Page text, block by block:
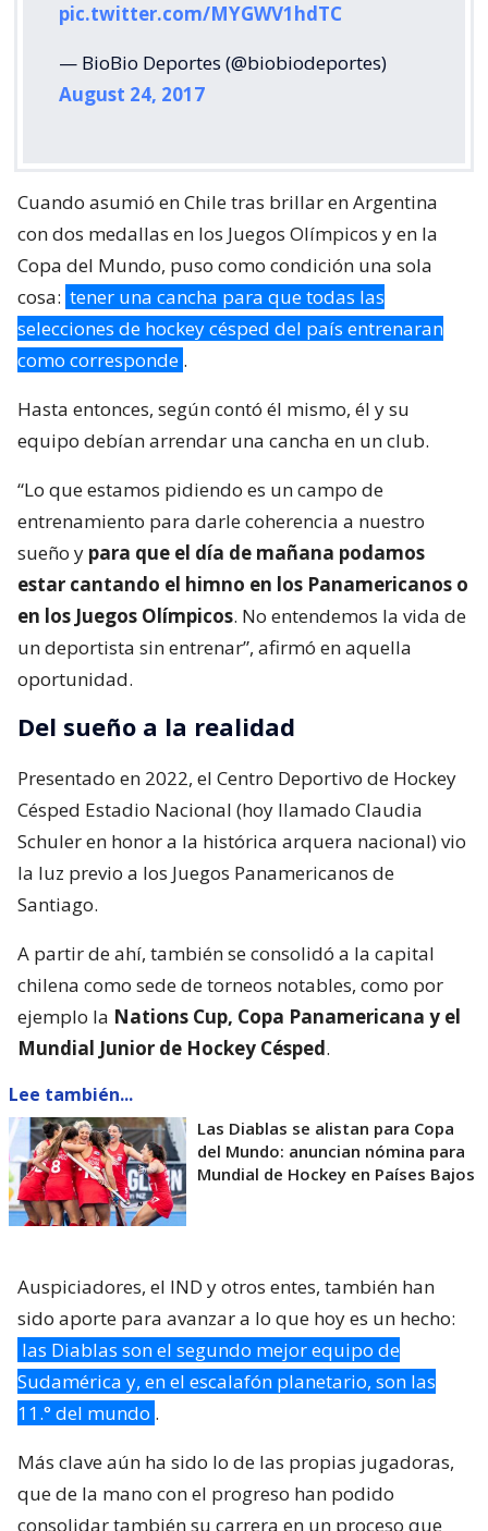
pic.twitter.com/MYGWV1hdTC
— BioBio Deportes (@biobiodeportes)
August 24, 2017
Cuando asumió en Chile tras brillar en Argentina
con dos medallas en los Juegos Olímpicos y en la
Copa del Mundo, puso como condición una sola
cosa: tener una cancha para que todas las
selecciones de hockey césped del país entrenaran
como corresponde .
Hasta entonces, según contó él mismo, él y su
equipo debían arrendar una cancha en un club.
“Lo que estamos pidiendo es un campo de
entrenamiento para darle coherencia a nuestro
sueño y para que el día de mañana podamos
estar cantando el himno en los Panamericanos o
en los Juegos Olímpicos. No entendemos la vida de
un deportista sin entrenar”, afirmó en aquella
oportunidad.
Del sueño a la realidad
Presentado en 2022, el Centro Deportivo de Hockey
Césped Estadio Nacional (hoy llamado Claudia
Schuler en honor a la histórica arquera nacional) vio
la luz previo a los Juegos Panamericanos de
Santiago.
A partir de ahí, también se consolidó a la capital
chilena como sede de torneos notables, como por
ejemplo la Nations Cup, Copa Panamericana y el
Mundial Junior de Hockey Césped.
Lee también...
Las Diablas se alistan para Copa
del Mundo: anuncian nómina para
Mundial de Hockey en Países Bajos
Auspiciadores, el IND y otros entes, también han
sido aporte para avanzar a lo que hoy es un hecho:
las Diablas son el segundo mejor equipo de
Sudamérica y, en el escalafón planetario, son las
11.° del mundo .
Más clave aún ha sido lo de las propias jugadoras,
que de la mano con el progreso han podido
consolidar también su carrera en un proceso que